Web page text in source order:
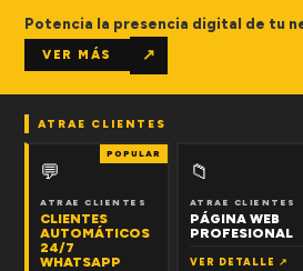
Potencia la presencia digital de tu
VER MÁS ↗
ATRAE CLIENTES
POPULAR
💬
ATRAE CLIENTES
CLIENTES
AUTOMÁTICOS
24/7
WHATSAPP
📁
ATRAE CLIENTES
PÁGINA WEB
PROFESIONAL
VER DETALLE ↗